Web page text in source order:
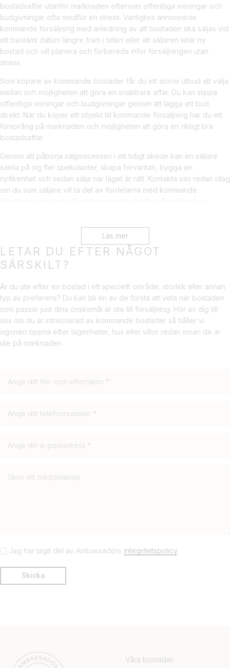
bostadsaffär utanför marknaden eftersom offentliga visningar och
budgivningar ofta medför en stress. Vanligtvis annonseras
kommande försäljning med anledning av att bostaden ska säljas vid
ett bestämt datum längre fram i tiden eller att säljaren letar ny
bostad och vill planera och förbereda inför försäljningen utan
stress.
Som köpare av kommande bostäder får du ett större utbud att välja
mellan och möjligheten att göra en snabbare affär. Du kan slippa
offentliga visningar och budgivningar genom att lägga ett bud
direkt. När du köper ett objekt till kommande försäljning har du ett
försprång på marknaden och möjligheten att göra en riktigt bra
bostadsaffär.
Genom att påbörja säljprocessen i ett tidigt skede kan en säljare
samla på sig fler spekulanter, skapa förväntan, bygga en
nyfikenhet och sedan sälja när läget är rätt. Kontakta oss redan idag
om du som säljare vill ta del av fördelarna med kommande
TIPSA ANDRA OM BOSTÄDER TILL
KOMMANDE FÖRSÄLJNING
någon annan eller känner du någon som går i säljtankar? Bli
ambassadör och dela kommande bostäder i ditt nätverk.
Vi ger alla en möjlighet att vara verksamma inom fastighetsmäkleri
och våra ambassadörer får möjlighet att hitta både säljare och
köpare. Hittar du en säljare eller köpare av en bostad till kommande
Läs mer
LETAR DU EFTER NÅGOT
SÄRSKILT?
Är du ute efter en bostad i ett speciellt område, storlek eller annan
typ av preferens? Du kan bli en av de första att veta när bostaden
som passar just dina önskemål är ute till försäljning. Hör av dig till
oss om du är intresserad av kommande bostäder så håller vi
ögonen öppna efter lägenheter, hus eller villor redan innan de är
ute på marknaden.
Jag har tagit del av Ambassadörs integritetspolicy.
Våra bostäder